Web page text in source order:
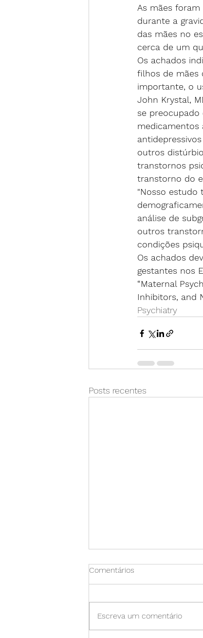
As mães
durante a
das mães no
cerca de um
Os achados
filhos de mães
importante, o
John Krystal,
se
medicamentos
outros
transtornos
transtorno do
"Nosso estudo
análise de
outros
condições
Os achados
gestantes nos
“Maternal
Inhibitors, and
Psychiatry
Posts recentes
Comentários
Escreva um comentário